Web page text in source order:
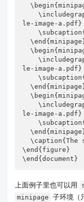
  \begin{minipage}{0.32\linewidth}
    \includegraphics[width=\linewidth]{examp
le-image-a.pdf}
    \subcaption{1st}\label{fig:a}
  \end{minipage}
  \begin{minipage}{0.32\linewidth}
    \includegraphics[width=\linewidth]{examp
le-image-a.pdf}
    \subcaption{2nd}\label{fig:b}
  \end{minipage}
  \begin{minipage}{0.32\linewidth}
    \includegraphics[width=\linewidth]{examp
le-image-a.pdf}
    \subcaption{3rd}\label{fig:c}
  \end{minipage}
  \caption{The sample}\label{fig:sample}
\end{figure}
\end{document}
上面例子里也可以用
minipage 子环境（